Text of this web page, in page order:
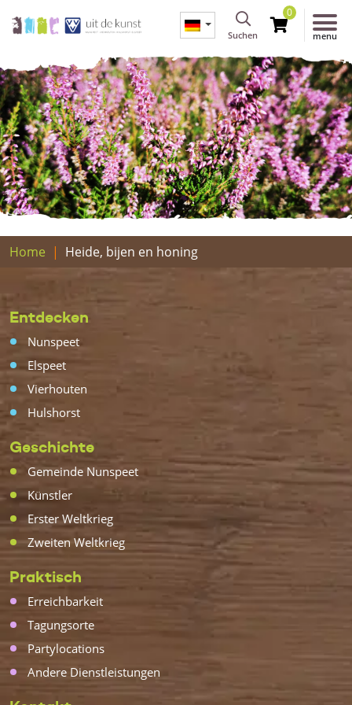
Suchen
0
menu
Home Heide, bijen en honing
Entdecken
Nunspeet
Elspeet
Vierhouten
Hulshorst
Geschichte
Gemeinde Nunspeet
Künstler
Erster Weltkrieg
Zweiten Weltkrieg
Praktisch
Erreichbarkeit
Tagungsorte
Partylocations
Andere Dienstleistungen